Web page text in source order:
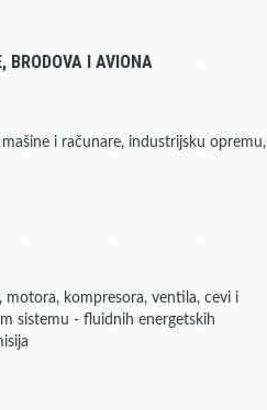
BRODOVA I AVIONA
i računare, industrijsku opremu,
kompresora, ventila, cevi i
sistemu - fluidnih energetskih